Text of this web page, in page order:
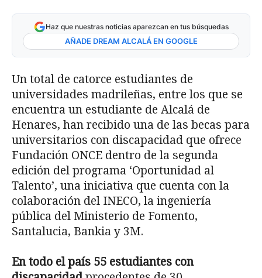
Haz que nuestras noticias aparezcan en tus búsquedas
AÑADE DREAM ALCALÁ EN GOOGLE
Un total de catorce estudiantes de
universidades madrileñas, entre los que se
encuentra un estudiante de Alcalá de
Henares, han recibido una de las becas para
universitarios con discapacidad que ofrece
Fundación ONCE dentro de la segunda
edición del programa ‘Oportunidad al
Talento’, una iniciativa que cuenta con la
colaboración del INECO, la ingeniería
pública del Ministerio de Fomento,
Santalucia, Bankia y 3M.
En todo el país 55 estudiantes con